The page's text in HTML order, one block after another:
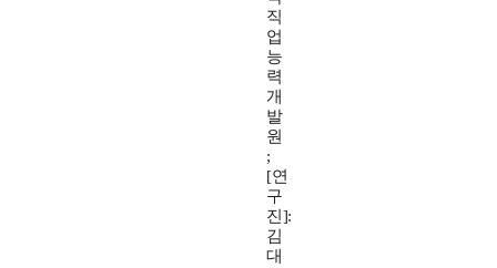
직
업
능
력
개
발
원
;
[연
구
진]:
김
대